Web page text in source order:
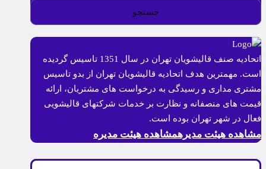
اتحادیه صنف قالیشویان تهران در سال 1351 تاسیس گردیده
است. مهمترین هدف اتحادیه قالیشویان تهران از بدو تاسیس
مشتری مداری و رسیدگی به درخواست های مشتریان، ارائه
قیمت های منصفانه و نظارت بر خدمات شرکتهای قالیشویی
فعال در شهر تهران بوده است.
مشاهده هیئت مدیرهمشاهده هیئت مدیره